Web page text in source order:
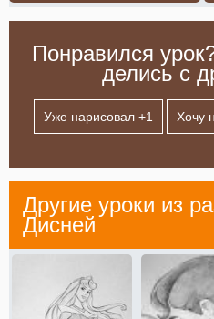
Понравился
делись с
Уже нарисовал +1 Хочу
Другие уроки из
Дисней